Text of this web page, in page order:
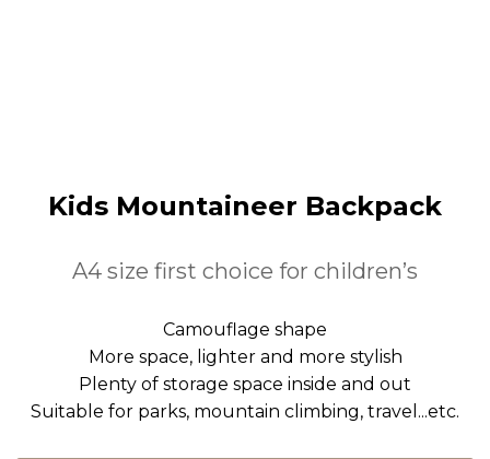
Kids Mountaineer Backpack
A4 size first choice for children’s
Camouflage shape
More space, lighter and more stylish
Plenty of storage space inside and out
Suitable for parks, mountain climbing, travel...etc.